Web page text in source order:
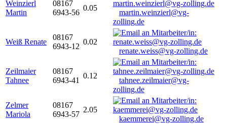
Weinzierl
Martin
08167
6943-56
0.05
martin.weinzierl@vg-
zolling.de
Weiß Renate
08167
6943-12
0.02
renate.weiss@vg-zolling.de
Zeilmaier
Tahnee
08167
6943-41
0.12
tahnee.zeilmaier@vg-
zolling.de
Zelmer
Mariola
08167
6943-57
2.05
kaemmerei@vg-zolling.de